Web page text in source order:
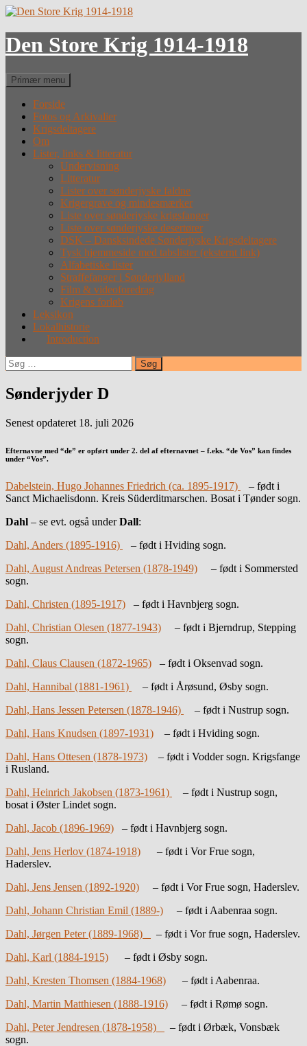
Hop
indhold
Den Store Krig 1914-1918
Søg
Primær menu
Forside
Fotos og Arkivalier
Krigsdeltagere
Om
Lister, links & litteratur
Undervisning
Litteratur
Lister over sønderjyske faldne
Krigergrave og mindesmærker
Liste over sønderjyske krigsfanger
Liste over sønderjyske desertører
DSK – Dansksindede Sønderjyske Krigsdeltagere
Tysk hjemmeside med tabslister (eksternt link)
Alfabetiske lister
Straffefanger i Sønderjylland
Film & videoforedrag
Krigens forløb
Leksikon
Lokalhistorie
Introduction
Søg
efter:
Sønderjyder D
Senest opdateret 18. juli 2026
Efternavne med “de” er opført under 2. del af efternavnet – f.eks. “de Vos” kan findes
under “Vos”.
Dabelstein, Hugo Johannes Friedrich (ca. 1895-1917)
– født i
Sanct Michaelisdonn. Kreis Süderditmarschen. Bosat i Tønder sogn.
Dahl – se evt. også underDall:
Dahl, Anders (1895-1916)
– født i Hviding sogn.
Dahl, August Andreas Petersen (1878-1949) – født i Sommersted
sogn.
Dahl, Christen (1895-1917) – født i Havnbjerg sogn.
Dahl, Christian Olesen (1877-1943) – født i Bjerndrup, Stepping
sogn.
Dahl, Claus Clausen (1872-1965) – født i Oksenvad sogn.
Dahl, Hannibal (1881-1961)
– født i Årøsund, Øsby sogn.
Dahl, Hans Jessen Petersen (1878-1946)
– født i Nustrup sogn.
Dahl, Hans Knudsen (1897-1931) – født i Hviding sogn.
Dahl, Hans Ottesen (1878-1973) – født i Vodder sogn. Krigsfange
i Rusland.
Dahl, Heinrich Jakobsen (1873-1961)
– født i Nustrup sogn,
bosat i Øster Lindet sogn.
Dahl, Jacob (1896-1969) – født i Havnbjerg sogn.
Dahl, Jens Herlov (1874-1918) – født i Vor Frue sogn,
Haderslev.
Dahl, Jens Jensen (1892-1920) – født i Vor Frue sogn, Haderslev.
Dahl, Johann Christian Emil (1889-) – født i Aabenraa sogn.
Dahl, Jørgen Peter (1889-1968)
– født i Vor frue sogn, Haderslev.
Dahl, Karl (1884-1915) – født i Øsby sogn.
Dahl, Kresten Thomsen (1884-1968) – født i Aabenraa.
Dahl, Martin Matthiesen (1888-1916) – født i Rømø sogn.
Dahl, Peter Jendresen (1878-1958)
– født i Ørbæk, Vonsbæk
sogn.